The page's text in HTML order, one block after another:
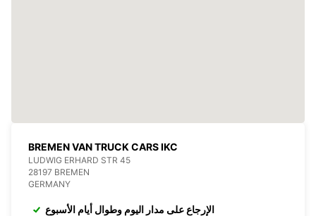
BREMEN VAN TRUCK CARS IKC
LUDWIG ERHARD STR 45
28197 BREMEN
GERMANY
الإرجاع على مدار اليوم وطوال أيام الأسبوع